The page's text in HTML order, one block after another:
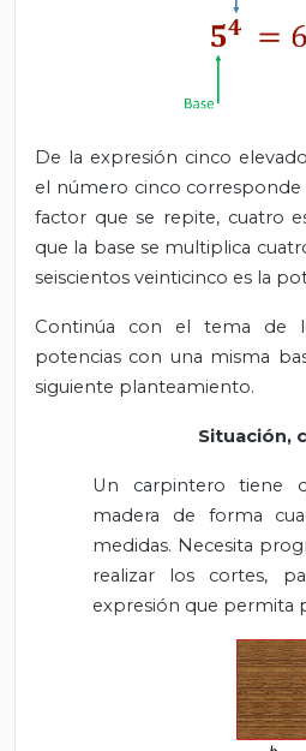
De la expresión cinco
el número cinco corresponde
factor que se repite, cuatro
que la base se multiplica
seiscientos veinticinco es la
Continúa con el tema de
potencias con una misma
siguiente planteamiento.
Situación,
Un carpintero tiene
madera de forma
medidas. Necesita
realizar los cortes,
expresión que permita